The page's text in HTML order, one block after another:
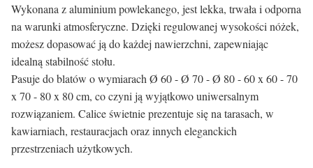
Wykonana z aluminium powlekanego, jest lekka, trwała i odporna
na warunki atmosferyczne. Dzięki regulowanej wysokości nóżek,
możesz dopasować ją do każdej nawierzchni, zapewniając
idealną stabilność stołu.
Pasuje do blatów o wymiarach Ø 60 - Ø 70 - Ø 80 - 60 x 60 - 70
x 70 - 80 x 80 cm, co czyni ją wyjątkowo uniwersalnym
rozwiązaniem. Calice świetnie prezentuje się na tarasach, w
kawiarniach, restauracjach oraz innych eleganckich
przestrzeniach użytkowych.